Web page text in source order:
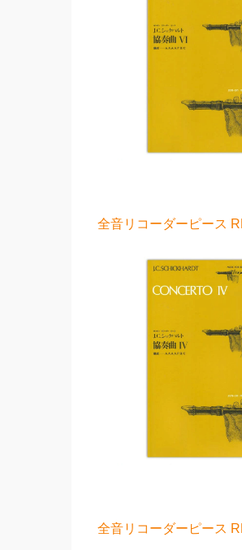
全音リコーダーピース
全音リコーダーピース